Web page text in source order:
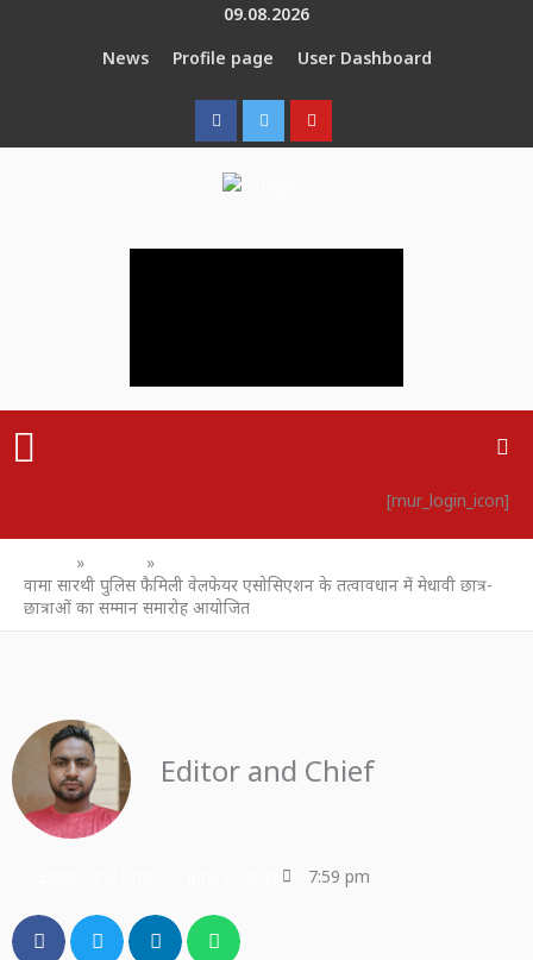
09.08.2026
News
Profile page User Dashboard
Menu
[mur_login_icon]
वामा सारथी पुलिस फैमिली वेलफेयर एसोसिएशन के तत्वावधान में मेधावी छात्र-
छात्राओं का सम्मान समारोह आयोजित
Editor and Chief
7:59 pm